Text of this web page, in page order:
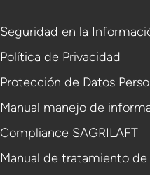
Seguridad en la
Política de Privacidad
Protección de Datos
Manual manejo de
Compliance SAGRILAFT
Manual de tratamiento